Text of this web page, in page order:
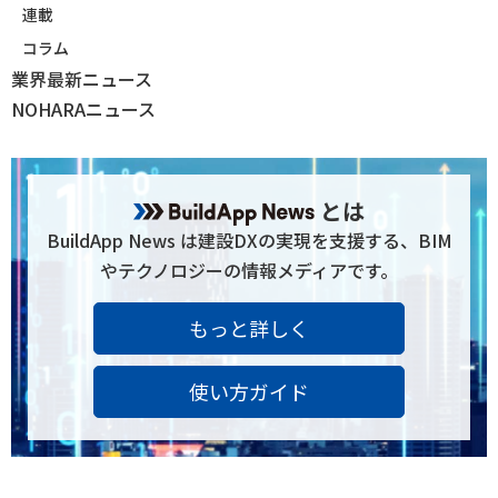
連載
コラム
業界最新ニュース
NOHARAニュース
とは
BuildApp News は建設DXの実現を支援する、BIM
やテクノロジーの情報メディアです。
もっと詳しく
使い方ガイド